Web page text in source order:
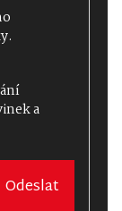
a
Odeslat